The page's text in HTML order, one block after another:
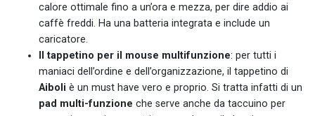
calore ottimale fino a un’ora e mezza, per dire addio ai
caffè freddi. Ha una batteria integrata e include un
caricatore.
Il tappetino per il mouse multifunzione: per tutti i
maniaci dell’ordine e dell’organizzazione, il tappetino di
Aiboli è un must have vero e proprio. Si tratta infatti di un
pad multi-funzione che serve anche da taccuino per